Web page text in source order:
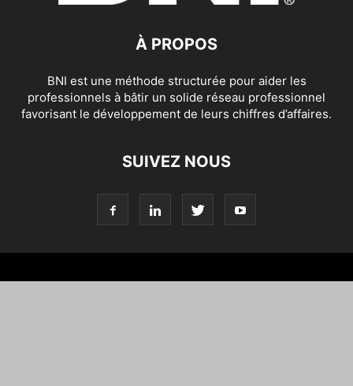
À PROPOS
BNI est une méthode structurée pour aider les
professionnels à bâtir un solide réseau professionnel
favorisant le développement de leurs chiffres d’affaires.
SUIVEZ NOUS